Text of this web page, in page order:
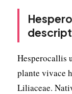
Hesperocallis
plante vivace
Liliaceae.